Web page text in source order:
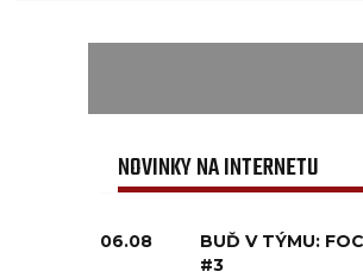
NOVINKY NA INTERNETU
06.08
BUĎ V TÝMU:
#3